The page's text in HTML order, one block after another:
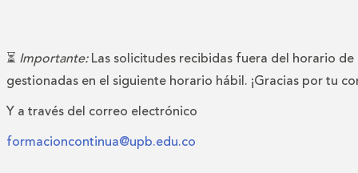
⏳ Importante:Las solicitudes recibidas fuera del horario de
gestionadas en el siguiente horario hábil. ¡Gracias por tu
Y a través del correo electrónico
formacioncontinua@upb.edu.co